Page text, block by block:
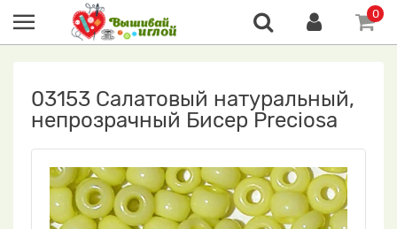
0
03153 Салатовый натуральный,
непрозрачный Бисер Preciosa